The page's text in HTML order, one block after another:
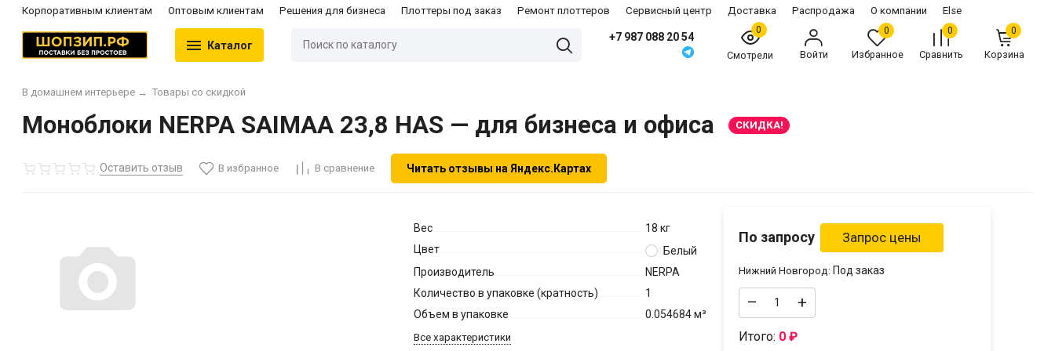
Корпоративным клиентам Оптовым клиентам Решения для бизнеса Плоттеры под заказ Ремонт плоттеров Сервисный центр Доставка Распродажа О компании Else
Каталог
+7 987 088 20 54
0
Смотрели Войти
0
Избранное
0
Сравнить
0
Корзина
В домашнем интерьере → Товары со скидкой
Моноблоки NERPA SAIMAA 23,8 HAS — для бизнеса и офиса СКИДКА!
Оставить отзыв В избранное В сравнение Читать отзывы на Яндекс.Картах
Вес
18 кг
Цвет
Белый
Производитель
NERPA
Количество в упаковке (кратность)
1
Объем в упаковке
0.054684 м³
Все характеристики
По запросу
Нижний Новгород: Под заказ
– +
Итого: 0₽